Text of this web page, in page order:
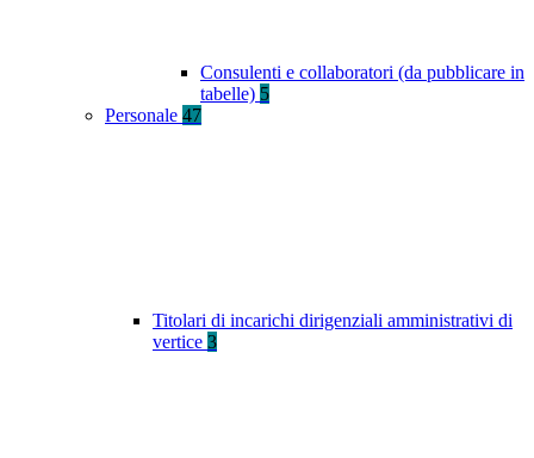
Consulenti e collaboratori (da pubblicare in
tabelle) 5
Personale 47
Titolari di incarichi dirigenziali amministrativi di
vertice 3